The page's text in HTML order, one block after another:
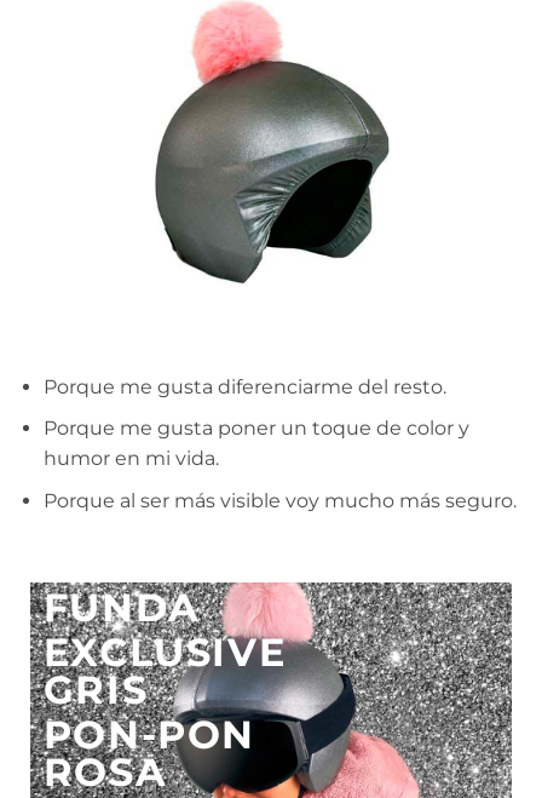
Porque me gusta diferenciarme del resto.
Porque me gusta poner un toque de color y
humor en mi vida.
Porque al ser más visible voy mucho más seguro.
FUNDA
EXCLUSIVE
GRIS
PON-PON
ROSA